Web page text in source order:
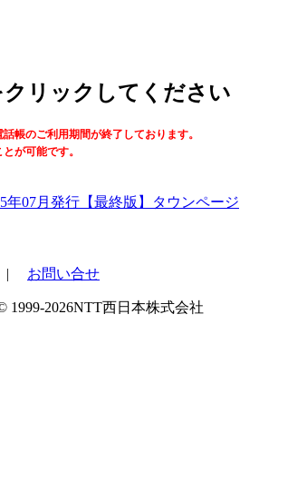
リックしてください
帳のご利用期間が終了しております。
が可能です。
【最終版】タウンページ
お問い合せ
2026NTT西日本株式会社